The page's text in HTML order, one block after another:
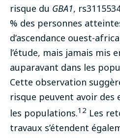
risque du GBA1,
% des personnes
d’ascendance ouest-
l’étude, mais jamais mis
auparavant dans les
Cette observation
risque peuvent avoir des
les populations.12 Les
travaux s’étendent